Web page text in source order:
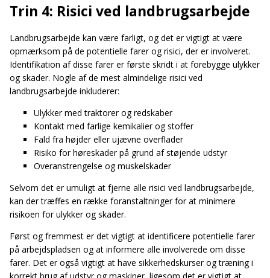
Trin 4: Risici ved landbrugsarbejde
Landbrugsarbejde kan være farligt, og det er vigtigt at være
opmærksom på de potentielle farer og risici, der er involveret.
Identifikation af disse farer er første skridt i at forebygge ulykker
og skader. Nogle af de mest almindelige risici ved
landbrugsarbejde inkluderer:
Ulykker med traktorer og redskaber
Kontakt med farlige kemikalier og stoffer
Fald fra højder eller ujævne overflader
Risiko for høreskader på grund af støjende udstyr
Overanstrengelse og muskelskader
Selvom det er umuligt at fjerne alle risici ved landbrugsarbejde,
kan der træffes en række foranstaltninger for at minimere
risikoen for ulykker og skader.
Først og fremmest er det vigtigt at identificere potentielle farer
på arbejdspladsen og at informere alle involverede om disse
farer. Det er også vigtigt at have sikkerhedskurser og træning i